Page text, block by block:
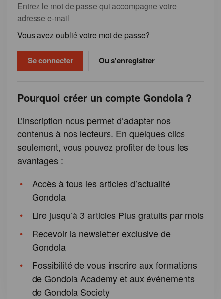
Entrez le mot de passe qui accompagne votre
adresse e-mail
Vous avez oublié votre mot de passe?
Ou s'enregistrer
Pourquoi créer un compte Gondola ?
L’inscription nous permet d’adapter nos
contenus à nos lecteurs. En quelques clics
seulement, vous pouvez profiter de tous les
avantages :
Accès à tous les articles d’actualité
Gondola
Lire jusqu’à 3 articles Plus gratuits par mois
Recevoir la newsletter exclusive de
Gondola
Possibilité de vous inscrire aux formations
de Gondola Academy et aux événements
de Gondola Society